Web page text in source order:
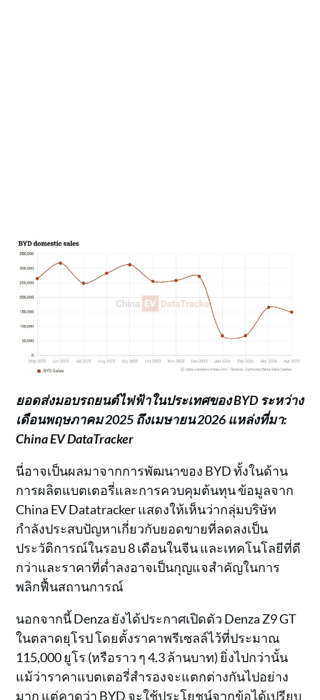
ยอดส่งมอบรถยนต์ไฟฟ้าในประเทศของ BYD ระหว่าง
เดือนพฤษภาคม 2025 ถึงเมษายน 2026 แหล่งที่มา:
China EV DataTracker
นี่อาจเป็นผลมาจากการพัฒนาของ BYD ทั้งในด้าน
การผลิตแบตเตอรี่และการควบคุมต้นทุน ข้อมูลจาก
China EV Datatracker แสดงให้เห็นว่ากลุ่มบริษัท
กำลังประสบปัญหาเกี่ยวกับยอดขายที่ลดลงเป็น
ประวัติการณ์ในรอบ 8 เดือนในจีน และเทคโนโลยีที่ดี
กว่าและราคาที่ต่ำลงอาจเป็นกุญแจสำคัญในการ
พลิกฟื้นสถานการณ์
นอกจากนี้ Denza ยังได้ประกาศเปิดตัว Denza Z9 GT
ในตลาดยุโรป โดยตั้งราคาพรีเซลล์ไว้ที่ประมาณ
115,000 ยูโร (หรือราว ๆ 4.3 ล้านบาท) ยิ่งไปกว่านั้น
แม้ว่าราคาแบตเตอรี่สำรองจะแตกต่างกันไปอย่าง
มาก แต่คาดว่า BYD จะใช้ประโยชน์จากข้อได้เปรียบ